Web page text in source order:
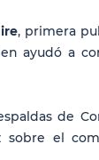
, primera
ayudó a
de
sobre el